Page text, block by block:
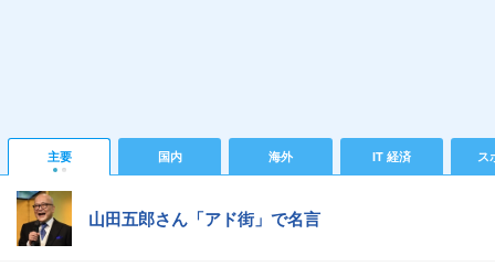
主要 国内 海外 IT 経済 ス
山田五郎さん「アド街」で名言